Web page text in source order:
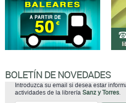
BOLETÍN DE NOVEDADES
Introduzca su email si desea estar
actividades de la librería Sanz y Torres
He leído y acepto laPolítica de Privacidad
(UE) 2016/679 del Parlamento Europeo y
2016, mas conocido como Reglamento
(RGPD)).